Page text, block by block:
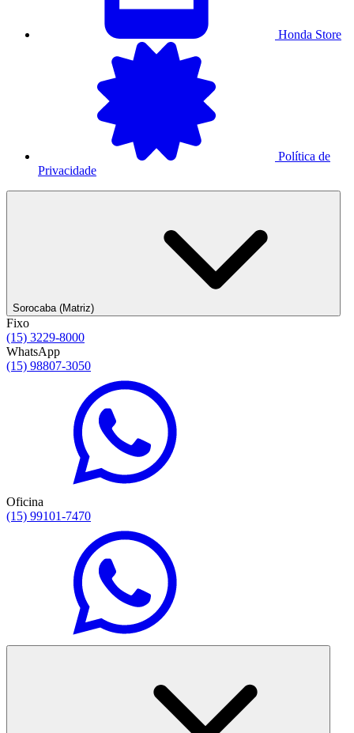
Honda Store
Política de
Privacidade
Sorocaba (Matriz)
Fixo
(15) 3229-8000
WhatsApp
(15) 98807-3050
Oficina
(15) 99101-7470